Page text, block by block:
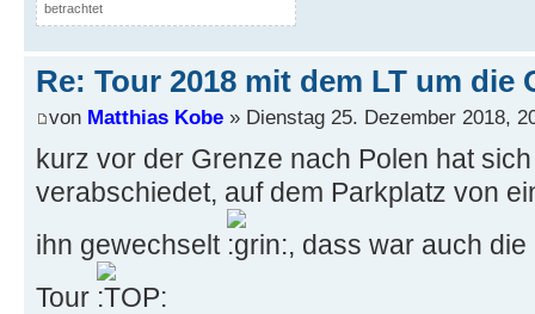
betrachtet
Re: Tour 2018 mit dem LT um die
von Matthias Kobe » Dienstag 25. Dezember 2018,
kurz vor der Grenze nach Polen hat
verabschiedet, auf dem Parkplatz von
ihn gewechselt
, dass war auch die
Tour